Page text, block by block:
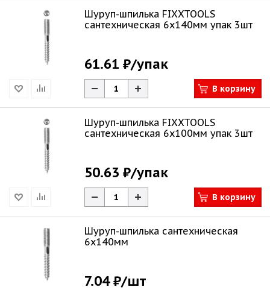
Шуруп-шпилька FIXXTOOLS
сантехническая 6х140мм упак 3шт
61.61 ₽/упак
В корзину
Шуруп-шпилька FIXXTOOLS
сантехническая 6х100мм упак 3шт
50.63 ₽/упак
В корзину
Шуруп-шпилька сантехническая
6х140мм
7.04 ₽/шт